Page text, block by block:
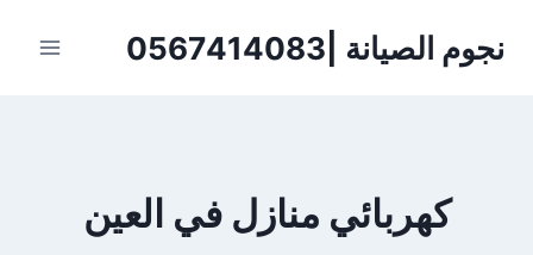
نجوم الصيانة |0567414083
كهربائي منازل في العين